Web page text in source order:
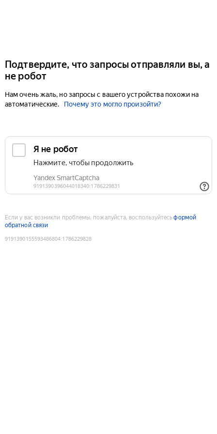
Подтвердите, что запросы отправляли вы, а
не робот
Нам очень жаль, но запросы с вашего устройства похожи на
автоматические.
Почему это могло произойти?
Если у вас возникли проблемы, пожалуйста, воспользуйтесьформой
обратной связи
9191390155593486804:1786229828